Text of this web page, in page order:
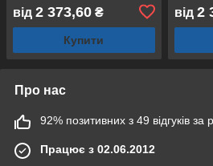
від 2 373,60 ₴
Купити
від 2
Про нас
92% позитивних з 49 відгуків за
Працює з 02.06.2012